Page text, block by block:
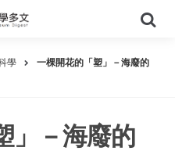
尋
學 一棵開花的「塑」－海廢的
」－海廢的